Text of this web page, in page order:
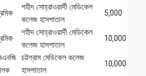
শহীদ সোহ্‌রাওয়ার্দী মেডিকেল
কলেজ হাসপাতাল
5,000
শহীদ সোহ্‌রাওয়ার্দী মেডিকেল
কলেজ হাসপাতাল
10,000
চট্টগ্রাম মেডিকেল কলেজ
হাসপাতাল
10,000